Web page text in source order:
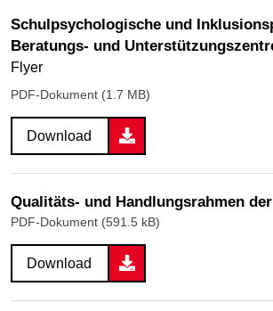
Schulpsychologische und
Beratungs- und
Flyer
PDF-Dokument (1.7 MB)
Download
Qualitäts- und Handlungsrahmen
PDF-Dokument (591.5 kB)
Download